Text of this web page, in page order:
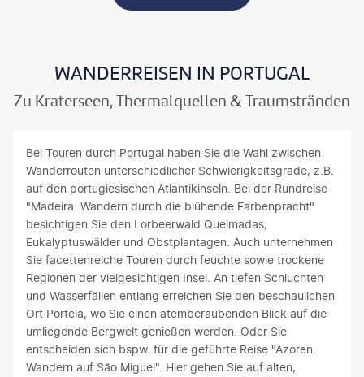
WANDERREISEN IN PORTUGAL
Zu Kraterseen, Thermalquellen & Traumstränden
Bei Touren durch Portugal haben Sie die Wahl zwischen
Wanderrouten unterschiedlicher Schwierigkeitsgrade, z.B.
auf den portugiesischen Atlantikinseln. Bei der Rundreise
"Madeira. Wandern durch die blühende Farbenpracht"
besichtigen Sie den Lorbeerwald Queimadas,
Eukalyptuswälder und Obstplantagen. Auch unternehmen
Sie facettenreiche Touren durch feuchte sowie trockene
Regionen der vielgesichtigen Insel. An tiefen Schluchten
und Wasserfällen entlang erreichen Sie den beschaulichen
Ort Portela, wo Sie einen atemberaubenden Blick auf die
umliegende Bergwelt genießen werden. Oder Sie
entscheiden sich bspw. für die geführte Reise "Azoren.
Wandern auf São Miguel". Hier gehen Sie auf alten,